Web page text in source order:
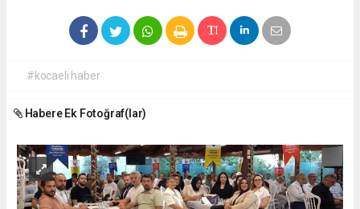
#kocaeli haber
Habere Ek Fotoğraf(lar)